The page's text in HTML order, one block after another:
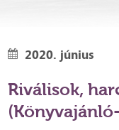
2020. június
Riválisok,